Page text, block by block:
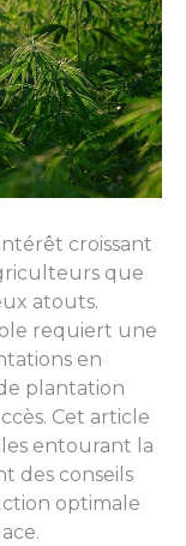
croissant
que
atouts.
requiert une
en
plantation
Cet article
entourant la
des conseils
optimale